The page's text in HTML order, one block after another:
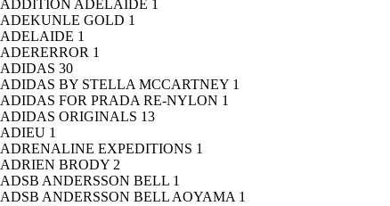
ADDITION ADELAIDE 1
ADEKUNLE GOLD 1
ADELAIDE 1
ADERERROR 1
ADIDAS 30
ADIDAS BY STELLA MCCARTNEY 1
ADIDAS FOR PRADA RE-NYLON 1
ADIDAS ORIGINALS 13
ADIEU 1
ADRENALINE EXPEDITIONS 1
ADRIEN BRODY 2
ADSB ANDERSSON BELL 1
ADSB ANDERSSON BELL AOYAMA 1